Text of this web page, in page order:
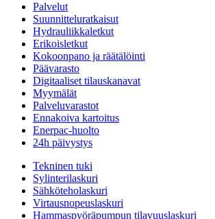
Palvelut
Suunnitteluratkaisut
Hydrauliikkaletkut
Erikoisletkut
Kokoonpano ja räätälöinti
Päävarasto
Digitaaliset tilauskanavat
Myymälät
Palveluvarastot
Ennakoiva kartoitus
Enerpac-huolto
24h päivystys
Tekninen tuki
Sylinterilaskuri
Sähköteholaskuri
Virtausnopeuslaskuri
Hammaspyöräpumpun tilavuuslaskuri